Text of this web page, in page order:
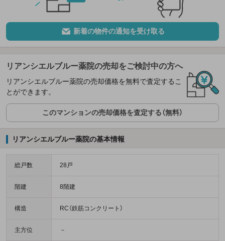
新着の物件の通知を受け取る
リアンシエルブルー薬院の売却をご検討中の方へ
リアンシエルブルー薬院の売却価格を無料で査定するこ
とができます。
このマンションの売却価格を査定する（無料）
リアンシエルブルー薬院の基本情報
総戸数 28戸
階建 8階建
構造 RC（鉄筋コンクリート）
主方位 －